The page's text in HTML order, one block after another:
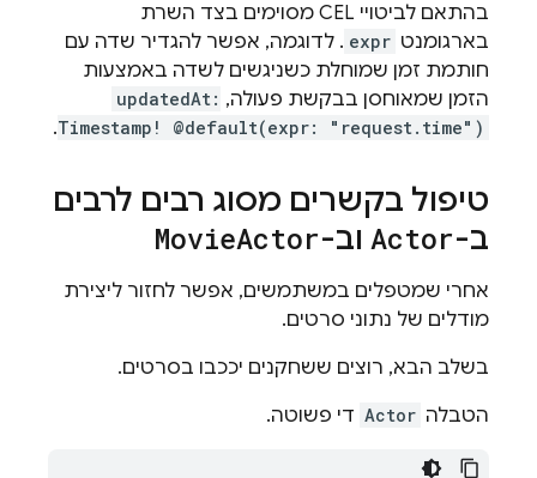
בהתאם לביטויי CEL מסוימים בצד השרת
בארגומנט expr . לדוגמה, אפשר להגדיר שדה עם
חותמת זמן שמוחלת כשניגשים לשדה באמצעות
הזמן שמאוחסן בבקשת פעולה, updatedAt:
Timestamp! @default(expr: "request.time")
.
טיפול בקשרים מסוג רבים לרבים
ב-Actor וב- MovieActor
אחרי שמטפלים במשתמשים, אפשר לחזור ליצירת
מודלים של נתוני סרטים.
בשלב הבא, רוצים ששחקנים יככבו בסרטים.
הטבלה Actor די פשוטה.